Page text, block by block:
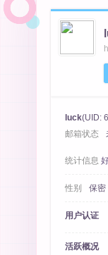
luck(UID:
邮箱状态
统计信息
性别 保密
用户认证
活跃概况